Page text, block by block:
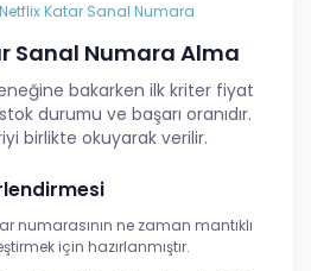
Netflix Katar Sanal Numara
Sanal Numara Alma
bakarken ilk kriter fiyat
durumu ve başarı oranıdır.
birlikte okuyarak verilir.
numarasının ne zaman mantıklı
için hazırlanmıştır.